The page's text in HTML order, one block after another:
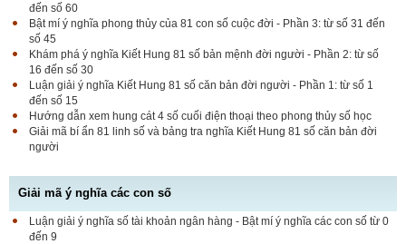
đến số 60
Bật mí ý nghĩa phong thủy của 81 con số cuộc đời - Phần 3: từ số 31 đến
số 45
Khám phá ý nghĩa Kiết Hung 81 số bản mệnh đời người - Phần 2: từ số
16 đến số 30
Luận giải ý nghĩa Kiết Hung 81 số căn bản đời người - Phần 1: từ số 1
đến số 15
Hướng dẫn xem hung cát 4 số cuối điện thoại theo phong thủy số học
Giải mã bí ẩn 81 linh số và bảng tra nghĩa Kiết Hung 81 số căn bản đời
người
Giải mã ý nghĩa các con số
Luận giải ý nghĩa số tài khoản ngân hàng - Bật mí ý nghĩa các con số từ 0
đến 9